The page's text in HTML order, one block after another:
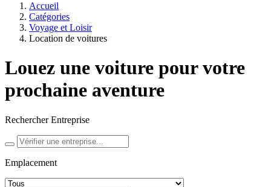
Accueil
Catégories
Voyage et Loisir
Location de voitures
Louez une voiture pour votre
prochaine aventure
Rechercher Entreprise
Emplacement